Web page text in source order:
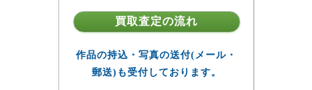
買取査定の流れ
作品の持込・写真の送付(メール・
郵送)も受付しております。